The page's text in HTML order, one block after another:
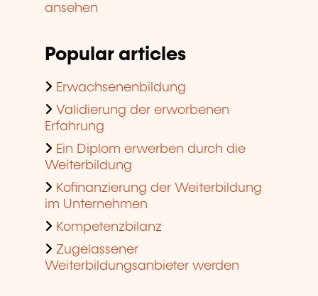
ansehen
Popular articles
Erwachsenenbildung
Validierung der erworbenen
Erfahrung
Ein Diplom erwerben durch die
Weiterbildung
Kofinanzierung der Weiterbildung
im Unternehmen
Kompetenzbilanz
Zugelassener
Weiterbildungsanbieter werden